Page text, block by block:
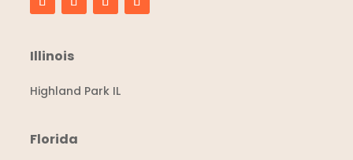
Illinois
Highland Park IL
Florida